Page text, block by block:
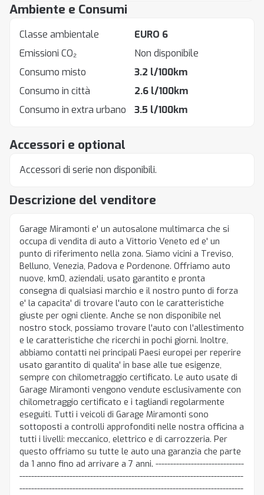
Descrizione del venditore
Garage Miramonti e' un autosalone multimarca che si
occupa di vendita di auto a Vittorio Veneto ed e' un
punto di riferimento nella zona. Siamo vicini a Treviso,
Belluno, Venezia, Padova e Pordenone. Offriamo auto
nuove, km0, aziendali, usato garantito e pronta
consegna di qualsiasi marchio e il nostro punto di forza
e' la capacita' di trovare l'auto con le caratteristiche
giuste per ogni cliente. Anche se non disponibile nel
nostro stock, possiamo trovare l'auto con l'allestimento
e le caratteristiche che ricerchi in pochi giorni. Inoltre,
abbiamo contatti nei principali Paesi europei per reperire
usato garantito di qualita' in base alle tue esigenze,
sempre con chilometraggio certificato. Le auto usate di
Garage Miramonti vengono vendute esclusivamente con
chilometraggio certificato e i tagliandi regolarmente
eseguiti. Tutti i veicoli di Garage Miramonti sono
sottoposti a controlli approfonditi nelle nostra officina a
tutti i livelli: meccanico, elettrico e di carrozzeria. Per
questo offriamo su tutte le auto una garanzia che parte
da 1 anno fino ad arrivare a 7 anni. ------------------------------
----------------------------------------------------------------------------
----------------------------------------------------------------------------
Accessori e optional
Accessori di serie non disponibili.
Ambiente e Consumi
Classe ambientale
EURO 6
Emissioni CO₂
Non disponibile
Consumo misto
3.2 l/100km
Consumo in città
2.6 l/100km
Consumo in extra urbano
3.5 l/100km